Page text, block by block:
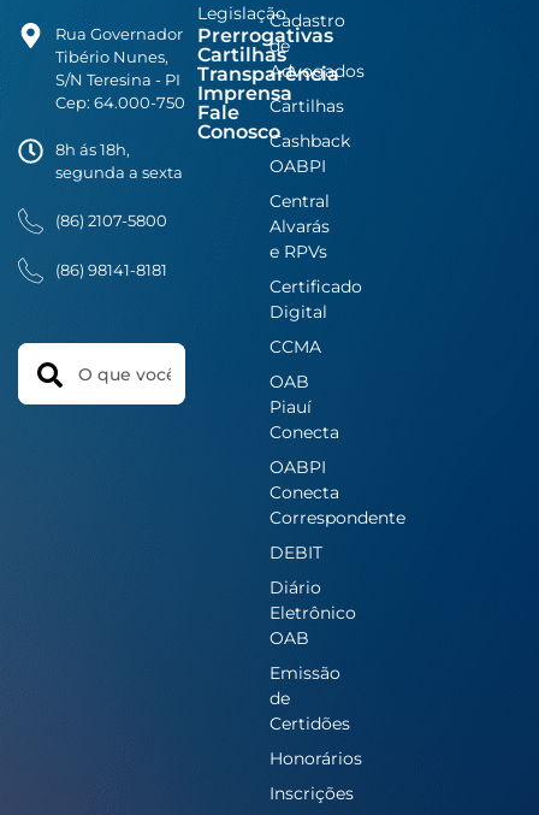
Rua Governador
Tibério Nunes,
S/N Teresina - PI
Cep: 64.000-750
8h ás 18h,
segunda a sexta
(86) 2107-5800
(86) 98141-8181
Search
Legislação
Prerrogativas
Cartilhas
Transparência
Imprensa
Fale
Conosco
Cadastro
de
Advogados
Cartilhas
Cashback
OABPI
Central
Alvarás
e RPVs
Certificado
Digital
CCMA
OAB
Piauí
Conecta
OABPI
Conecta
Correspondente
DEBIT
Diário
Eletrônico
OAB
Emissão
de
Certidões
Honorários
Inscrições